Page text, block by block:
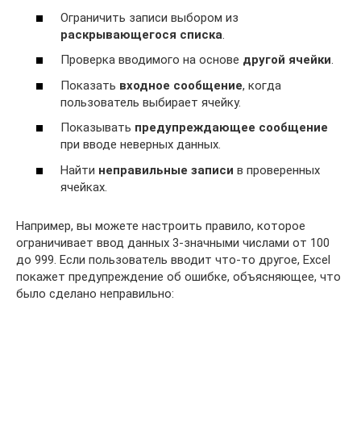
Ограничить записи выбором из
раскрывающегося списка
Проверка вводимого на основе другой ячейки.
Показать входное сообщение, когда
пользователь выбирает ячейку.
Показывать предупреждающее сообщение
при вводе неверных данных.
Найти неправильные записи в проверенных
ячейках.
Например, вы можете настроить правило, которое
ограничивает ввод данных 3-значными числами от 100
до 999. Если пользователь вводит что-то другое, Excel
покажет предупреждение об ошибке, объясняющее, что
было сделано неправильно: